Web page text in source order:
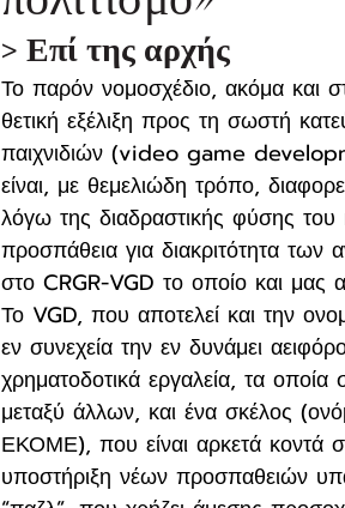
> Επί της αρχής
Το παρόν νομοσχέδιο, ακόμα και
θετική εξέλιξη προς τη σωστή
παιχνιδιών (video game
είναι, με θεμελιώδη τρόπο,
λόγω της διαδραστικής φύσης
προσπάθεια για διακριτότητα
στο CRGR-VGD το οποίο και μας
Το VGD, που αποτελεί και την
εν συνεχεία την εν δυνάμει
χρηματοδοτικά εργαλεία, τα
μεταξύ άλλων, και ένα σκέλος
ΕΚΟΜΕ), που είναι αρκετά κοντά
υποστήριξη νέων προσπαθειών